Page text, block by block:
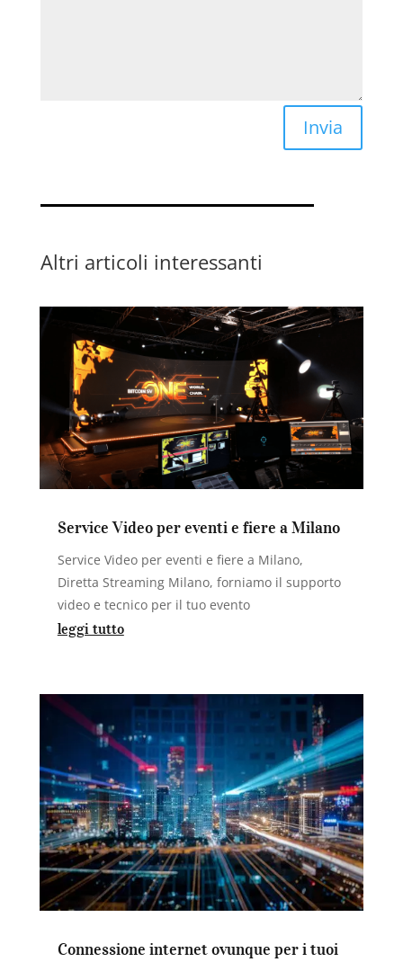
Invia
Altri articoli interessanti
Service Video per eventi e fiere a Milano
Service Video per eventi e fiere a Milano,
Diretta Streaming Milano, forniamo il supporto
video e tecnico per il tuo evento
leggi tutto
Connessione internet ovunque per i tuoi